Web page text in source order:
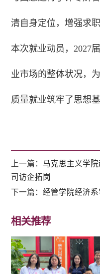
清自身定位，增强求
本次就业动员，2027
业市场的整体状况，
质量就业筑牢了思想基
上一篇：马克思主义学
司访企拓岗
下一篇：经管学院经济
相关推荐